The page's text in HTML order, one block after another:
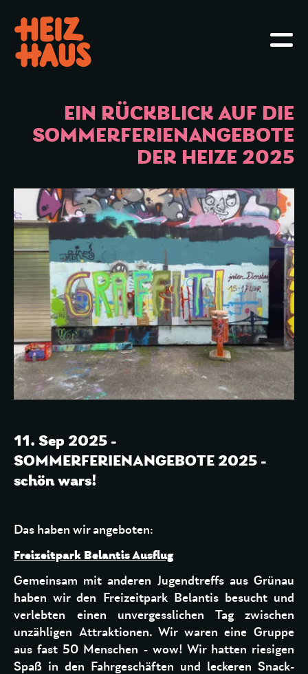
Hauptmenü öffnen oder schliessen
EIN RÜCKBLICK AUF DIE
SOMMERFERIENANGEBOTE
DER HEIZE 2025
11. Sep 2025 -
SOMMERFERIENANGEBOTE 2025 -
schön wars!
Das haben wir angeboten:
Freizeitpark Belantis Ausflug
Gemeinsam mit anderen Jugendtreffs aus Grünau
haben wir den Freizeitpark Belantis besucht und
verlebten einen unvergesslichen Tag zwischen
unzähligen Attraktionen. Wir waren eine Gruppe
aus fast 50 Menschen - wow! Wir hatten riesigen
Spaß in den Fahrgeschäften und leckeren Snack-